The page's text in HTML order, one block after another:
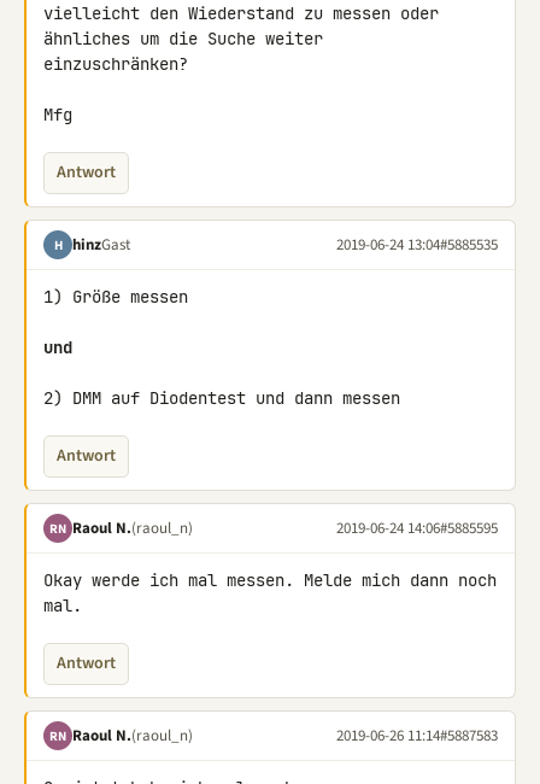
vielleicht den Wiederstand zu messen oder
ähnliches um die Suche weiter
einzuschränken?
Mfg
Antwort
H hinzGast 2019-06-24 13:04#5885535
1) Größe messen
und
2) DMM auf Diodentest und dann messen
Antwort
RN Raoul N.(raoul_n) 2019-06-24 14:06#5885595
Okay werde ich mal messen. Melde mich dann noch
mal.
Antwort
RN Raoul N.(raoul_n) 2019-06-26 11:14#5887583